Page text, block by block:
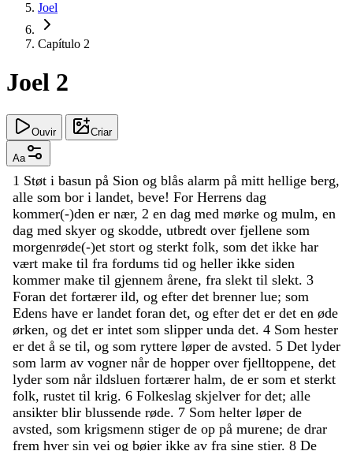
Joel
Capítulo 2
Joel 2
Ouvir Criar
Aa
1 Støt i basun på Sion og blås alarm på mitt hellige berg,
alle som bor i landet, beve! For Herrens dag
kommer(-)den er nær, 2 en dag med mørke og mulm, en
dag med skyer og skodde, utbredt over fjellene som
morgenrøde(-)et stort og sterkt folk, som det ikke har
vært make til fra fordums tid og heller ikke siden
kommer make til gjennem årene, fra slekt til slekt. 3
Foran det fortærer ild, og efter det brenner lue; som
Edens have er landet foran det, og efter det er det en øde
ørken, og det er intet som slipper unda det. 4 Som hester
er det å se til, og som ryttere løper de avsted. 5 Det lyder
som larm av vogner når de hopper over fjelltoppene, det
lyder som når ildsluen fortærer halm, de er som et sterkt
folk, rustet til krig. 6 Folkeslag skjelver for det; alle
ansikter blir blussende røde. 7 Som helter løper de
avsted, som krigsmenn stiger de op på murene; de drar
frem hver sin vei og bøier ikke av fra sine stier. 8 De